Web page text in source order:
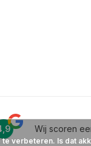
Wij scoren
verbeteren. Is dat